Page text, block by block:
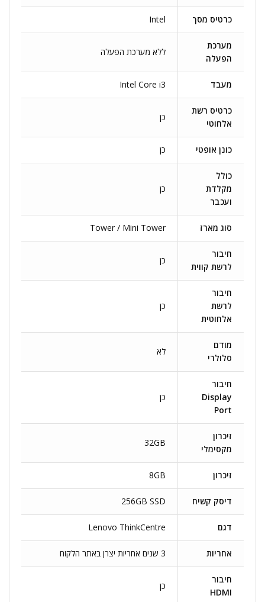
כרטיס מסך Intel
מערכת
הפעלה
ללא מערכת הפעלה
מעבד Intel Core i3
כרטיס רשת
אלחוטי
כן
כונן אופטי כן
כולל
מקלדת
ועכבר
כן
סוג מארז Tower / Mini Tower
חיבור
לרשת קווית
כן
חיבור
לרשת
אלחוטית
כן
מודם
סלולרי
לא
חיבור
Display
Port
כן
זיכרון
מקסימלי
32GB
זיכרון 8GB
דיסק קשיח 256GB SSD
דגם Lenovo ThinkCentre
אחריות 3 שנים אחריות יצרן באתר הלקוח
חיבור
HDMI
כן